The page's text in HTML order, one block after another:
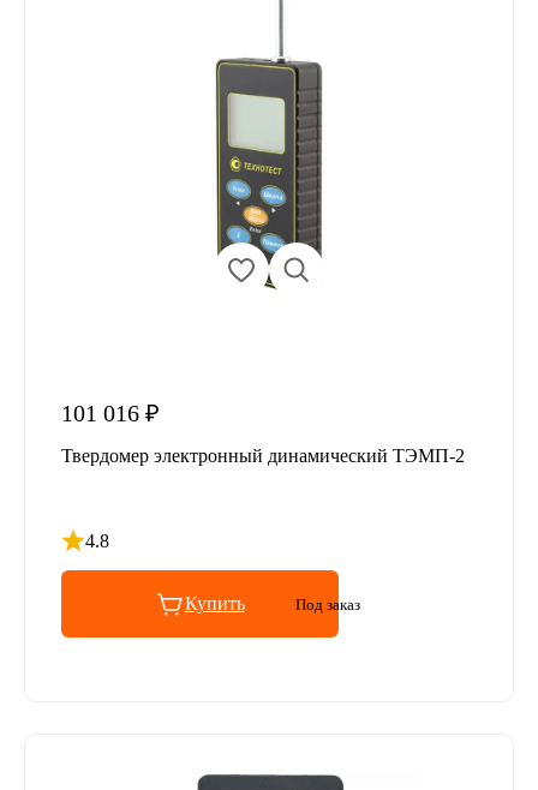
101 016 ₽
Твердомер электронный динамический ТЭМП-2
4.8
Рейтинг 4.8 из 5
Купить Под заказ